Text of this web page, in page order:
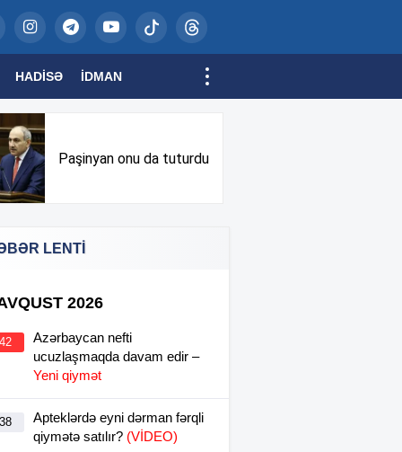
HADISƏ İDMAN
Paşinyan onu da tuturdu
LENTİ
2026
Azərbaycan nefti
ucuzlaşmaqda davam edir –
Yeni qiymət
Apteklərdə eyni dərman fərqli
qiymətə satılır? (VİDEO)